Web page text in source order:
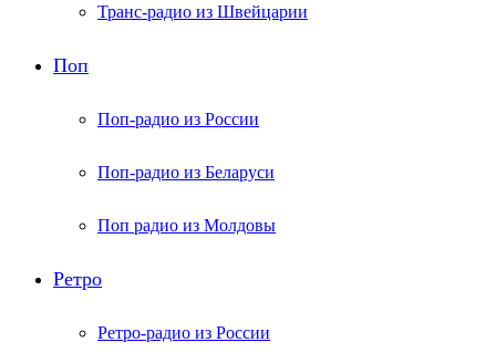
Транс-радио из Швейцарии
Поп
Поп-радио из России
Поп-радио из Беларуси
Поп радио из Молдовы
Ретро
Ретро-радио из России